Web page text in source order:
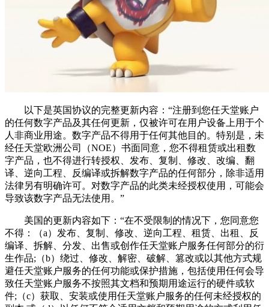
以下是英国协议的完整更新内容：“注册到您任天堂账户
的任何数字产品及其任何更新，仅被许可在用户设备上用于个
人非商业用途。数字产品不得用于任何其他目的。特别是，未
经任天堂欧洲公司（NOE）书面同意，您不得租赁或出租数
字产品，也不得进行转授权、发布、复制、修改、改编、翻
译、逆向工程、反编译或拆解数字产品的任何部分，除非适用
法律另有明确许可。对数字产品的此类未经授权使用，可能会
导致该数字产品无法使用。”
美国的更新内容如下：“在不受限制的情况下，您同意您
不得：（a）发布、复制、修改、逆向工程、租赁、出租、反
编译、拆解、分发、出售或创作任天堂账户服务任何部分的衍
生作品;（b）绕过、修改、解密、破解、篡改或以其他方式规
避任天堂账户服务的任何功能或保护措施，包括使用任何会导
致任天堂账户服务不按照其文档和预期用途运行的硬件或软
件;（c）获取、安装或使用任天堂账户服务的任何未经授权的